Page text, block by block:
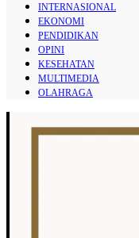
INTERNASIONAL
EKONOMI
PENDIDIKAN
OPINI
KESEHATAN
MULTIMEDIA
OLAHRAGA